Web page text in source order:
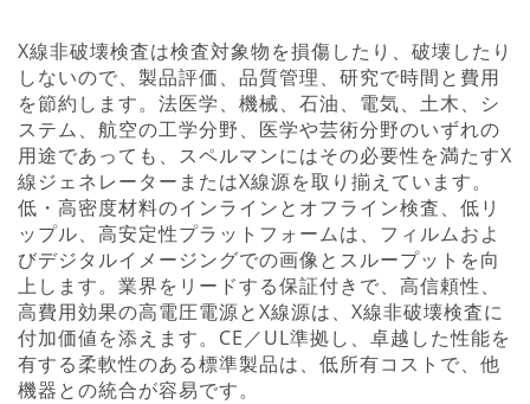
X線非破壊検査は検査対象物を損傷したり、破壊したり
しないので、製品評価、品質管理、研究で時間と費用
を節約します。法医学、機械、石油、電気、土木、シ
ステム、航空の工学分野、医学や芸術分野のいずれの
用途であっても、スペルマンにはその必要性を満たすX
線ジェネレーターまたはX線源を取り揃えています。
低・高密度材料のインラインとオフライン検査、低リ
ップル、高安定性プラットフォームは、フィルムおよ
びデジタルイメージングでの画像とスループットを向
上します。業界をリードする保証付きで、高信頼性、
高費用効果の高電圧電源とX線源は、X線非破壊検査に
付加価値を添えます。CE／UL準拠し、卓越した性能を
有する柔軟性のある標準製品は、低所有コストで、他
機器との統合が容易です。